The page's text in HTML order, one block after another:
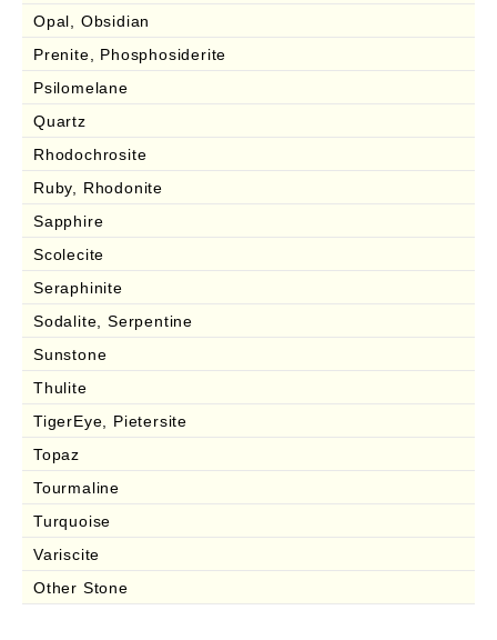
Opal, Obsidian
Prenite, Phosphosiderite
Psilomelane
Quartz
Rhodochrosite
Ruby, Rhodonite
Sapphire
Scolecite
Seraphinite
Sodalite, Serpentine
Sunstone
Thulite
TigerEye, Pietersite
Topaz
Tourmaline
Turquoise
Variscite
Other Stone